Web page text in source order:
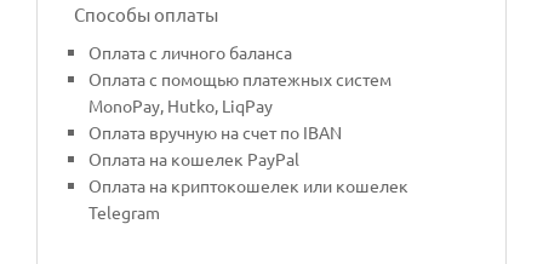
Способы оплаты
Оплата с личного баланса
Оплата с помощью платежных систем
MonoPay, Hutko, LiqPay
Оплата вручную на счет по IBAN
Оплата на кошелек PayPal
Оплата на криптокошелек или кошелек
Telegram